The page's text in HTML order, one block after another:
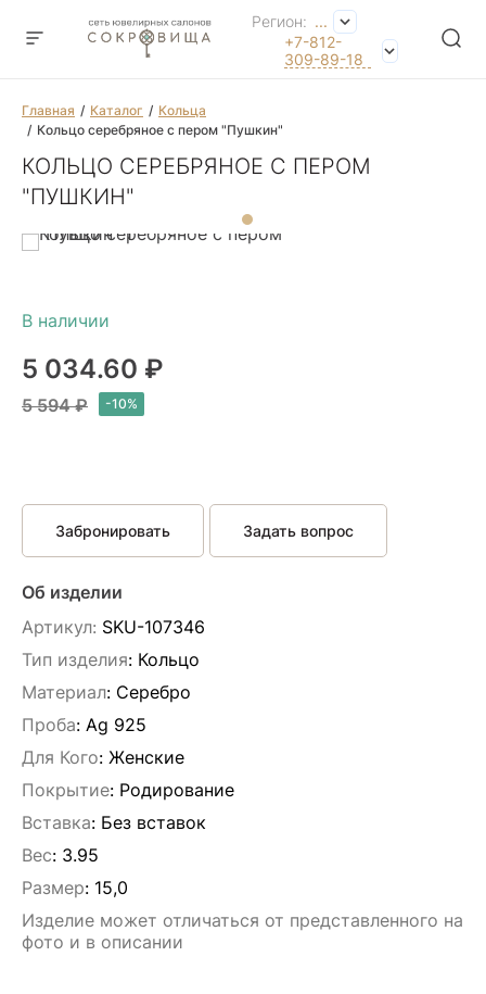
Регион: ...
+7-812-
309-89-18
Главная Каталог
Кольца
Кольцо серебряное с пером "Пушкин"
КОЛЬЦО СЕРЕБРЯНОЕ С ПЕРОМ
"ПУШКИН"
5 034.60 ₽
5 594 ₽
Забронировать Задать вопрос
Об изделии
Артикул: SKU-107346
Тип изделия: Кольцо
Материал: Серебро
Проба: Ag 925
Для Кого: Женские
Покрытие: Родирование
Вставка: Без вставок
Вес: 3.95
Размер: 15,0
Изделие может отличаться от представленного на
фото и в описании